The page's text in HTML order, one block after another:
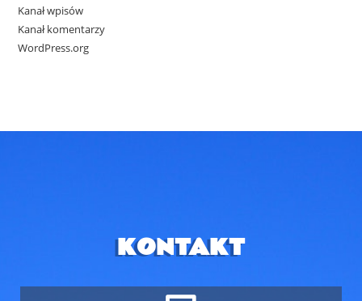
Kanał wpisów
Kanał komentarzy
WordPress.org
KONTAKT